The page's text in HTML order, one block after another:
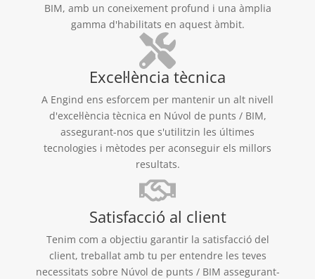
BIM, amb un coneixement profund i una àmplia
gamma d'habilitats en aquest àmbit.
Excel·lència tècnica
A Engind ens esforcem per mantenir un alt nivell
d'excel·lència tècnica en Núvol de punts / BIM,
assegurant-nos que s'utilitzin les últimes
tecnologies i mètodes per aconseguir els millors
resultats.
Satisfacció al client
Tenim com a objectiu garantir la satisfacció del
client, treballat amb tu per entendre les teves
necessitats sobre Núvol de punts / BIM assegurant-